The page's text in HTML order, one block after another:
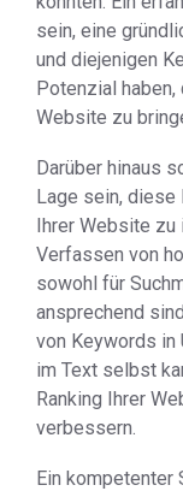
sein, eine
und diejenigen
Potenzial
Website zu
Darüber hinaus
Lage sein,
Ihrer Website
Verfassen von
sowohl für
ansprechend
von Keywords in
im Text selbst
Ranking Ihrer
verbessern.
Ein kompetenter